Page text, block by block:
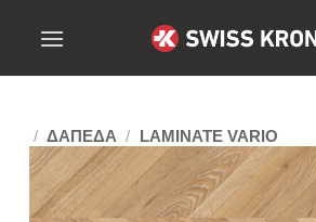
/ ΔΑΠΕΔΑ / LAMINATE VARIO